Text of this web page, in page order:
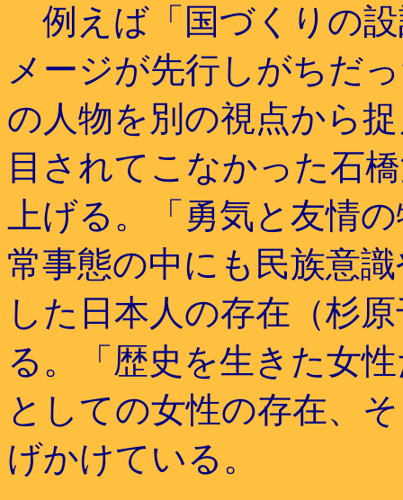
例えば「国づくりの
メージが先行しがちだ
の人物を別の視点から
目されてこなかった石
上げる。「勇気と友情
常事態の中にも民族意
した日本人の存在（杉
る。「歴史を生きた女
としての女性の存在、
げかけている。